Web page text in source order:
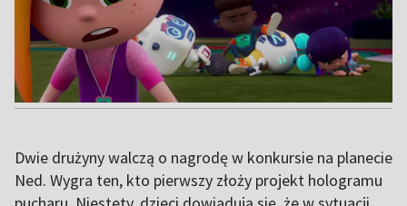
Dwie drużyny walczą o nagrodę w konkursie na planecie
Ned. Wygra ten, kto pierwszy złoży projekt hologramu